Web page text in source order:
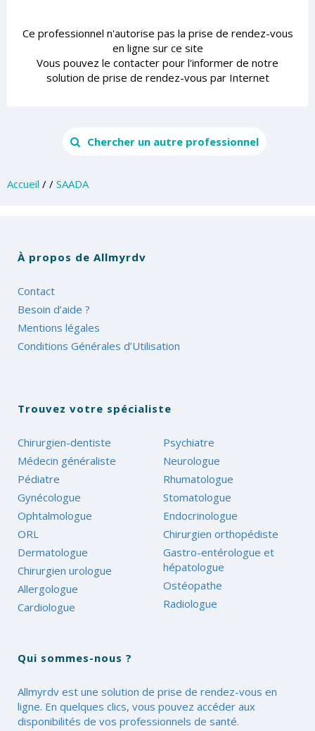
Ce professionnel n'autorise pas la prise de rendez-vous
en ligne sur ce site
Vous pouvez le contacter pour l'informer de notre
solution de prise de rendez-vous par Internet
Chercher un autre professionnel
Accueil / / SAADA
À propos de Allmyrdv
Contact
Besoin d’aide ?
Mentions légales
Conditions Générales d’Utilisation
Trouvez votre spécialiste
Chirurgien-dentiste
Médecin généraliste
Pédiatre
Gynécologue
Ophtalmologue
ORL
Dermatologue
Chirurgien urologue
Allergologue
Cardiologue
Psychiatre
Neurologue
Rhumatologue
Stomatologue
Endocrinologue
Chirurgien orthopédiste
Gastro-entérologue et
hépatologue
Ostéopathe
Radiologue
Qui sommes-nous ?
Allmyrdv est une solution de prise de rendez-vous en
ligne. En quelques clics, vous pouvez accéder aux
disponibilités de vos professionnels de santé.